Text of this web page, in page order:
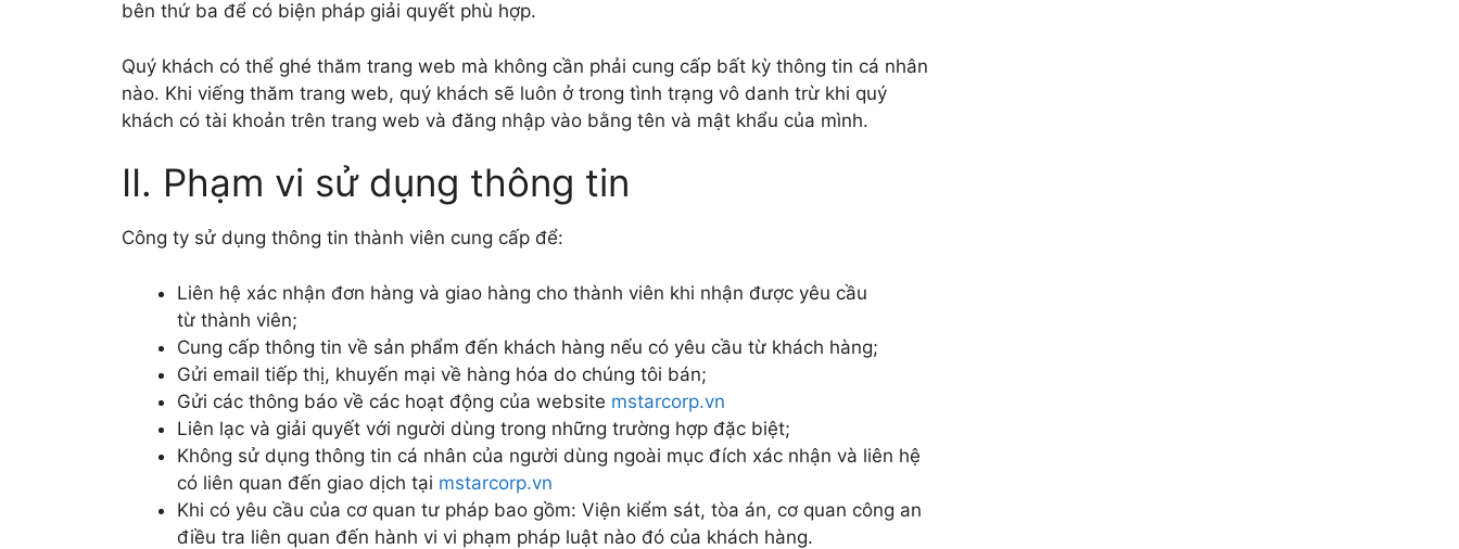
bên thứ ba để có biện pháp giải quyết phù hợp.
Quý khách có thể ghé thăm trang web mà không cần phải cung cấp bất kỳ thông tin cá nhân
nào. Khi viếng thăm trang web, quý khách sẽ luôn ở trong tình trạng vô danh trừ khi quý
khách có tài khoản trên trang web và đăng nhập vào bằng tên và mật khẩu của mình.
II. Phạm vi sử dụng thông tin
Công ty sử dụng thông tin thành viên cung cấp để:
Liên hệ xác nhận đơn hàng và giao hàng cho thành viên khi nhận được yêu cầu
từ thành viên;
Cung cấp thông tin về sản phẩm đến khách hàng nếu có yêu cầu từ khách hàng;
Gửi email tiếp thị, khuyến mại về hàng hóa do chúng tôi bán;
Gửi các thông báo về các hoạt động của website mstarcorp.vn
Liên lạc và giải quyết với người dùng trong những trường hợp đặc biệt;
Không sử dụng thông tin cá nhân của người dùng ngoài mục đích xác nhận và liên hệ
có liên quan đến giao dịch tại mstarcorp.vn
Khi có yêu cầu của cơ quan tư pháp bao gồm: Viện kiểm sát, tòa án, cơ quan công an
điều tra liên quan đến hành vi vi phạm pháp luật nào đó của khách hàng.